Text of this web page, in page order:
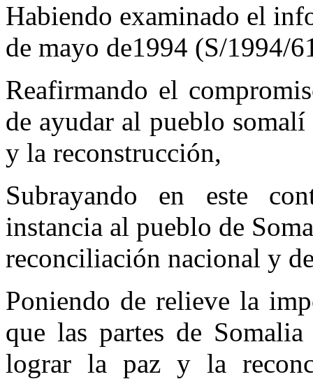
Habiendo examinado el
de mayo de1994 (S/1994/
Reafirmando el
de ayudar al pueblo
y la reconstrucción,
Subrayando en este
instancia al pueblo de
reconciliación nacional y
Poniendo de relieve la
que las partes de
lograr la paz y la